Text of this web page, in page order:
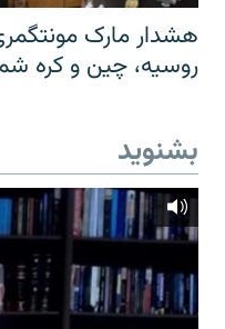
هشدار مارک
روسیه، چین و کره
بشنوید